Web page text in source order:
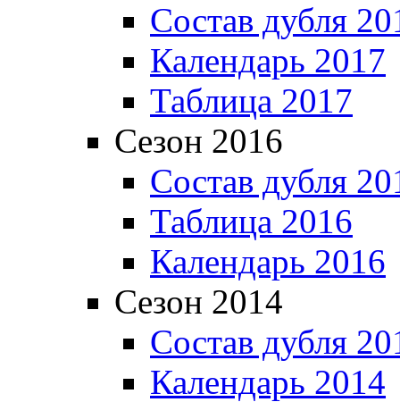
Состав дубля
Календарь 2017
Таблица 2017
Сезон 2016
Состав дубля
Таблица 2016
Календарь 2016
Сезон 2014
Состав дубля
Календарь 2014